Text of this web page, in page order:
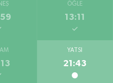
ÖĞLE
13:11
YATSI
21:43